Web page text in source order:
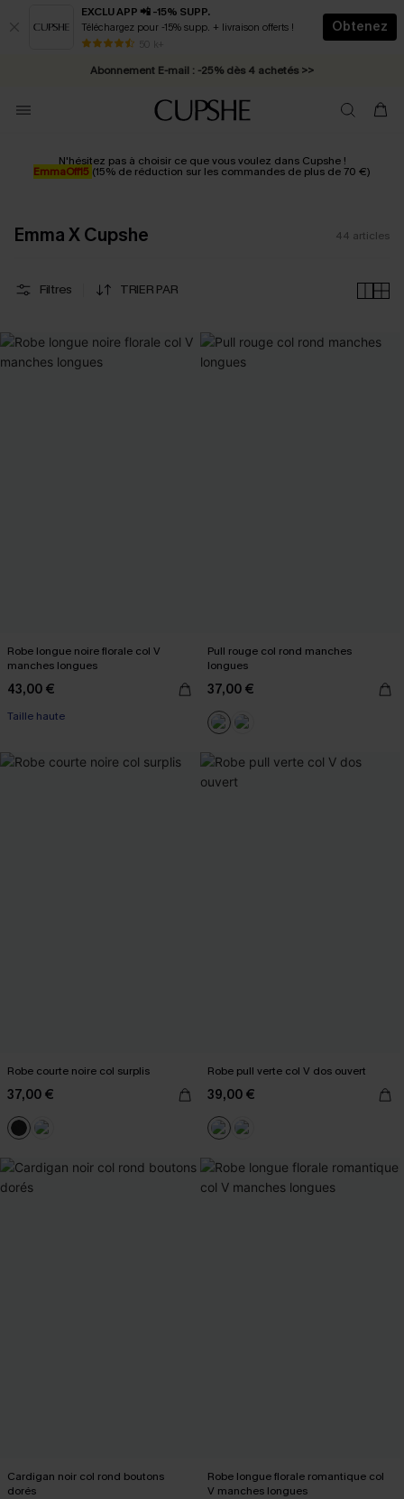
EXCLU APP 📲 -15% SUPP.
Téléchargez pour -15% supp. + livraison offerts !
50 k+
Obtenez
* Livraison éclair 2-3 jours ouvrés >>
Abonnement E-mail : -25% dès 4 achetés >>
N'hésitez pas à choisir ce que vous voulez dans Cupshe !
EmmaOff15 (15% de réduction sur les commandes de plus de 70 €)
Emma X Cupshe 44 articles
Filtres TRIER PAR
Robe longue noire florale col V
manches longues
43,00 €
Taille haute
Pull rouge col rond manches
longues
37,00 €
Robe courte noire col surplis
37,00 €
Robe pull verte col V dos ouvert
39,00 €
Cardigan noir col rond boutons
dorés
Robe longue florale romantique col
V manches longues